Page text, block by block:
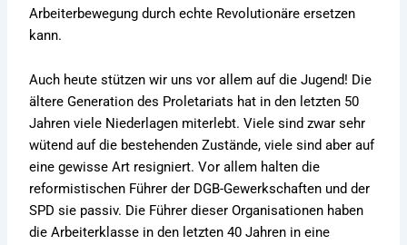
Arbeiterbewegung durch echte Revolutionäre ersetzen
kann.
Auch heute stützen wir uns vor allem auf die Jugend! Die
ältere Generation des Proletariats hat in den letzten 50
Jahren viele Niederlagen miterlebt. Viele sind zwar sehr
wütend auf die bestehenden Zustände, viele sind aber auf
eine gewisse Art resigniert. Vor allem halten die
reformistischen Führer der DGB-Gewerkschaften und der
SPD sie passiv. Die Führer dieser Organisationen haben
die Arbeiterklasse in den letzten 40 Jahren in eine